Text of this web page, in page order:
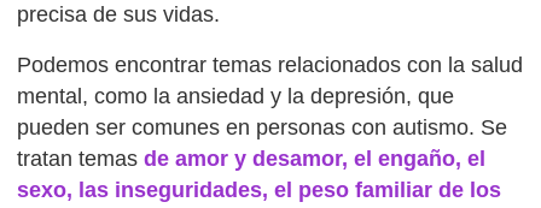
precisa de sus vidas.
Podemos encontrar temas relacionados con la salud
mental, como la ansiedad y la depresión, que
pueden ser comunes en personas con autismo. Se
tratan temas de amor y desamor, el engaño, el
sexo, las inseguridades, el peso familiar de los